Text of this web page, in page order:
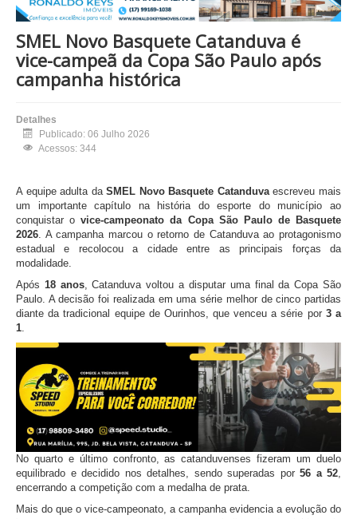
Política Saúde Tecnologia Cinema / Série / TV
Nacional / Mundo Vida / Estilo Artigo / Coluna
SMEL Novo Basquete Catanduva é
vice-campeã da Copa São Paulo após
campanha histórica
Detalhes
Publicado: 06 Julho 2026
Acessos: 344
A equipe adulta daSMEL Novo Basquete Catanduvaescreveu mais
um importante capítulo na história do esporte do município ao
conquistar ovice-campeonato da Copa São Paulo de Basquete
2026 . A campanha marcou o retorno de Catanduva ao protagonismo
estadual e recolocou a cidade entre as principais forças da
modalidade.
Após 18 anos, Catanduva voltou a disputar uma final da Copa São
Paulo. A decisão foi realizada em uma série melhor de cinco partidas
diante da tradicional equipe de Ourinhos, que venceu a série por 3 a
1
No quarto e último confronto, as catanduvenses fizeram um duelo
equilibrado e decidido nos detalhes, sendo superadas por 56 a 52
encerrando a competição com a medalha de prata.
Mais do que o vice-campeonato, a campanha evidencia a evolução do